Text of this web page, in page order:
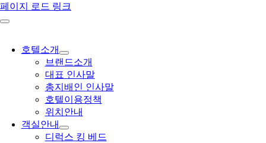
페이지 로드 링크
호텔소개
브랜드소개
대표 인사말
총지배인 인사말
호텔이용정책
위치안내
객실안내
디럭스 킹 베드